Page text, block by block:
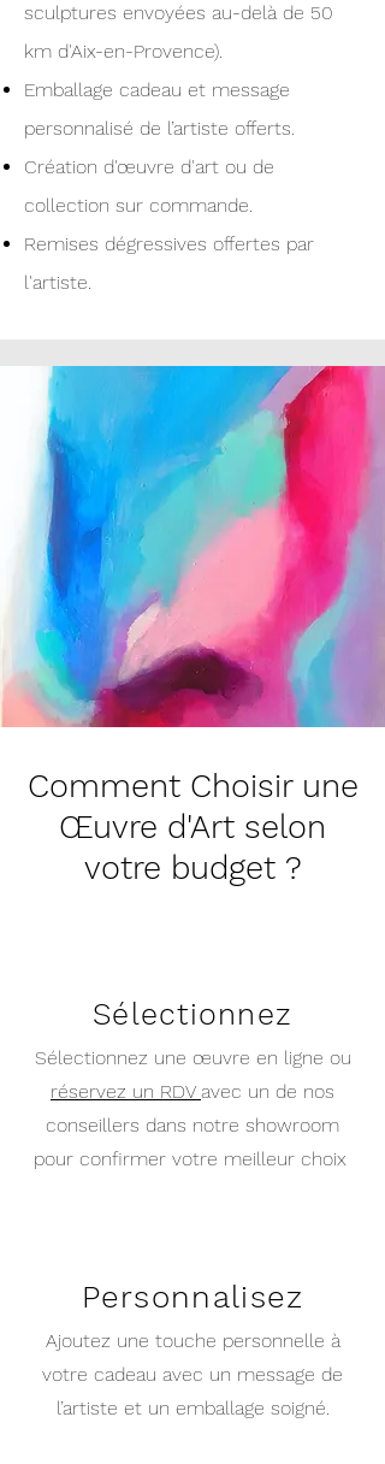
sculptures envoyées au-delà de 50
km d'Aix-en-Provence).
Emballage cadeau et message
personnalisé de l’artiste offerts.
Création d'œuvre d'art ou de
collection sur commande.
Remises dégressives offertes par
l'artiste.
Comment Choisir une
Œuvre d'Art selon
votre budget ?
Sélectionnez
Sélectionnez une œuvre en ligne ou
réservez un RDV avec un de nos
conseillers dans notre showroom
pour confirmer votre meilleur choix
Personnalisez
Ajoutez une touche personnelle à
votre cadeau avec un message de
l’artiste et un emballage soigné.